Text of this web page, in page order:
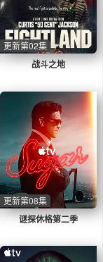
战斗之地
更新第02集
谜探休格第二季
更新第08集